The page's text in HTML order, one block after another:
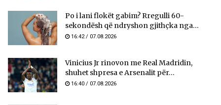
Po i lani flokët gabim? Rregulli 60-
sekondësh që ndryshon gjithçka nga...
16:42 / 07.08.2026
Vinicius Jr rinovon me Real Madridin,
shuhet shpresa e Arsenalit për...
16:40 / 07.08.2026